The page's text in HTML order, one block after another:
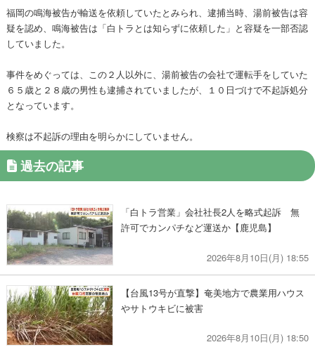
福岡の鳴海被告が輸送を依頼していたとみられ、逮捕当時、湯前被告は容
疑を認め、鳴海被告は「白トラとは知らずに依頼した」と容疑を一部否認
していました。
事件をめぐっては、この２人以外に、湯前被告の会社で運転手をしていた
６５歳と２８歳の男性も逮捕されていましたが、１０日づけで不起訴処分
となっています。
検察は不起訴の理由を明らかにしていません。
過去の記事
「白トラ営業」会社社長2人を略式起訴 無
許可でカンパチなど運送か【鹿児島】
2026年8月10日(月) 18:55
【台風13号が直撃】奄美地方で農業用ハウス
やサトウキビに被害
2026年8月10日(月) 18:50